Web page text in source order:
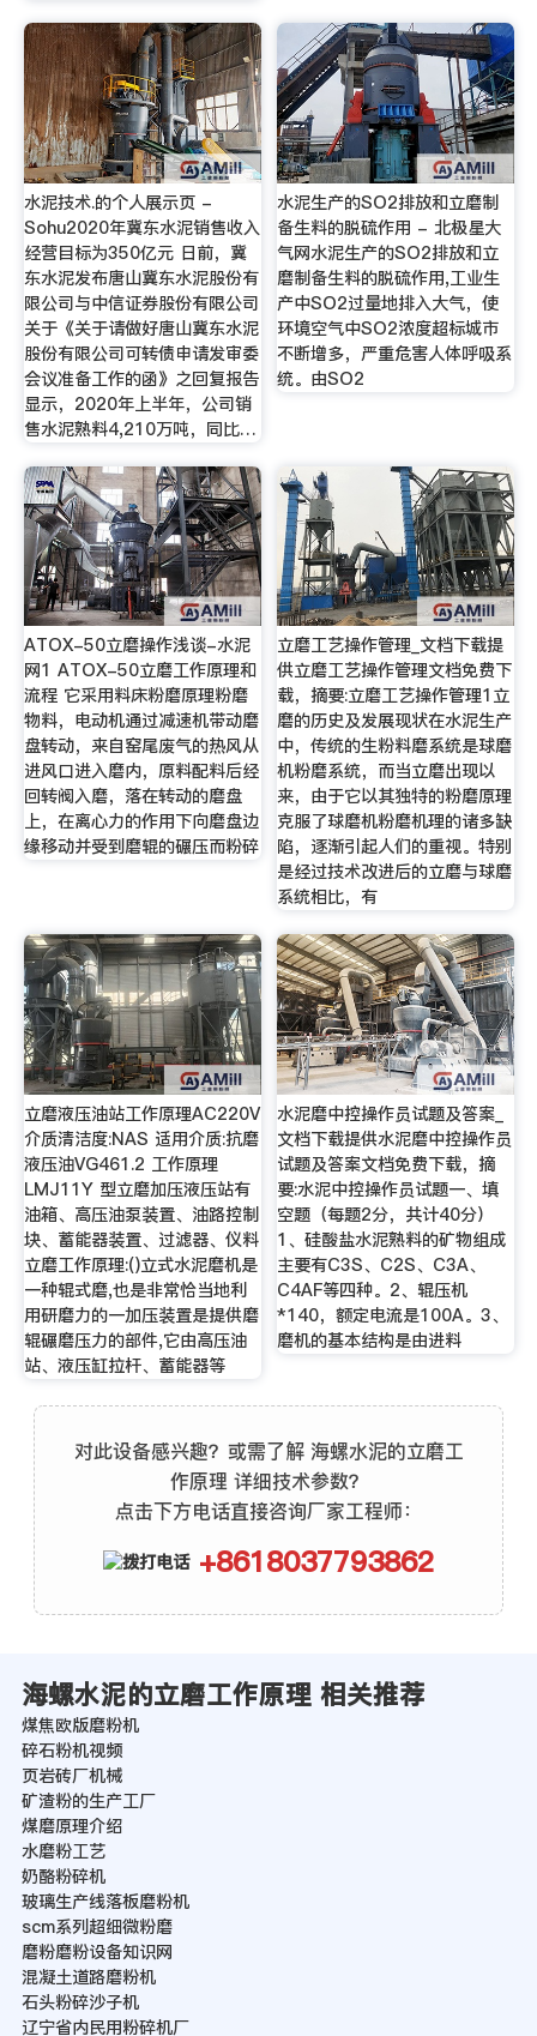
水泥技术.的个人展示页 -
Sohu2020年冀东水泥销售收入
经营目标为350亿元 日前，冀
东水泥发布唐山冀东水泥股份有
限公司与中信证券股份有限公司
关于《关于请做好唐山冀东水泥
股份有限公司可转债申请发审委
会议准备工作的函》之回复报告
显示，2020年上半年，公司销
售水泥熟料4,210万吨，同比…
水泥生产的SO2排放和立磨制
备生料的脱硫作用 - 北极星大
气网水泥生产的SO2排放和立
磨制备生料的脱硫作用,工业生
产中SO2过量地排入大气，使
环境空气中SO2浓度超标城市
不断增多，严重危害人体呼吸系
统。由SO2
ATOX-50立磨操作浅谈-水泥
网1 ATOX-50立磨工作原理和
流程 它采用料床粉磨原理粉磨
物料，电动机通过减速机带动磨
盘转动，来自窑尾废气的热风从
进风口进入磨内，原料配料后经
回转阀入磨，落在转动的磨盘
上，在离心力的作用下向磨盘边
缘移动并受到磨辊的碾压而粉碎
立磨工艺操作管理_文档下载提
供立磨工艺操作管理文档免费下
载，摘要:立磨工艺操作管理1立
磨的历史及发展现状在水泥生产
中，传统的生粉料磨系统是球磨
机粉磨系统，而当立磨出现以
来，由于它以其独特的粉磨原理
克服了球磨机粉磨机理的诸多缺
陷，逐渐引起人们的重视。特别
是经过技术改进后的立磨与球磨
系统相比，有
立磨液压油站工作原理AC220V
介质清洁度:NAS 适用介质:抗磨
液压油VG461.2 工作原理
LMJ11Y 型立磨加压液压站有
油箱、高压油泵装置、油路控制
块、蓄能器装置、过滤器、仪料
立磨工作原理:()立式水泥磨机是
一种辊式磨,也是非常恰当地利
用研磨力的一加压装置是提供磨
辊碾磨压力的部件,它由高压油
站、液压缸拉杆、蓄能器等
水泥磨中控操作员试题及答案_
文档下载提供水泥磨中控操作员
试题及答案文档免费下载，摘
要:水泥中控操作员试题一、填
空题（每题2分，共计40分）
1、硅酸盐水泥熟料的矿物组成
主要有C3S、C2S、C3A、
C4AF等四种。2、辊压机
*140，额定电流是100A。3、
磨机的基本结构是由进料
对此设备感兴趣？或需了解 海螺水泥的立磨工
作原理 详细技术参数？
点击下方电话直接咨询厂家工程师：
+8618037793862
海螺水泥的立磨工作原理 相关推荐
煤焦欧版磨粉机
碎石粉机视频
页岩砖厂机械
矿渣粉的生产工厂
煤磨原理介绍
水磨粉工艺
奶酪粉碎机
玻璃生产线落板磨粉机
scm系列超细微粉磨
磨粉磨粉设备知识网
混凝土道路磨粉机
石头粉碎沙子机
辽宁省内民用粉碎机厂